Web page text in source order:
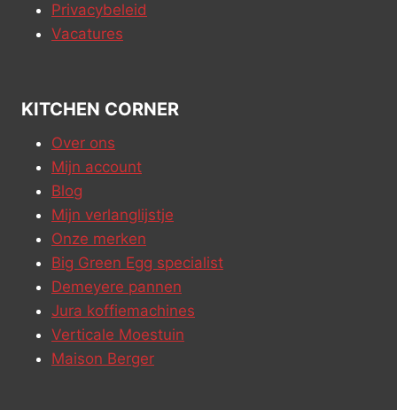
Privacybeleid
Vacatures
KITCHEN CORNER
Over ons
Mijn account
Blog
Mijn verlanglijstje
Onze merken
Big Green Egg specialist
Demeyere pannen
Jura koffiemachines
Verticale Moestuin
Maison Berger